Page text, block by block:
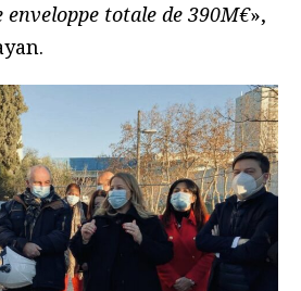
totale de 390M€»,